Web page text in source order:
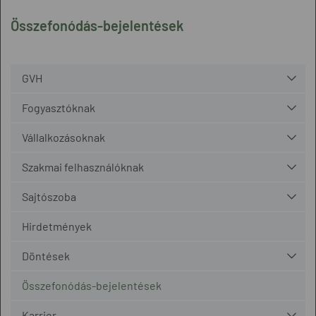
Összefonódás-bejelentések
GVH
Fogyasztóknak
Vállalkozásoknak
Szakmai felhasználóknak
Sajtószoba
Hirdetmények
Döntések
Összefonódás-bejelentések